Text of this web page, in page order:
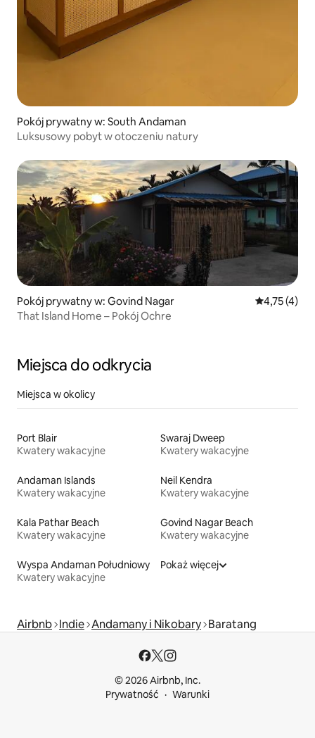
Pokój prywatny w: South Andaman
Luksusowy pobyt w otoczeniu natury
Pokój prywatny w: Govind Nagar Średnia
4,75 (4)
That Island Home – Pokój Ochre
Miejsca do odkrycia
Miejsca w okolicy
Port Blair
Kwatery wakacyjne
Swaraj Dweep
Kwatery wakacyjne
Andaman Islands
Kwatery wakacyjne
Neil Kendra
Kwatery wakacyjne
Kala Pathar Beach
Kwatery wakacyjne
Govind Nagar Beach
Kwatery wakacyjne
Wyspa Andaman Południowy
Kwatery wakacyjne
Pokaż więcej
Airbnb Indie Andamany i Nikobary Baratang
© 2026 Airbnb, Inc.
Prywatność
Warunki